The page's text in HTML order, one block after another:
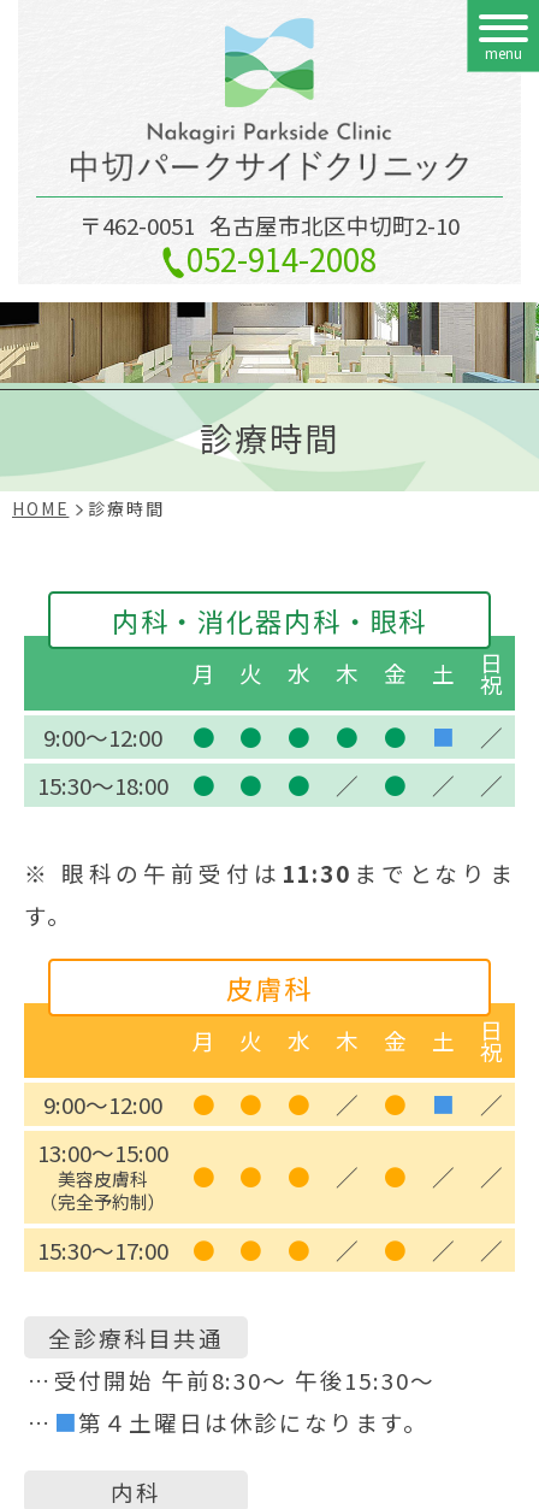
〒462-0051 名古屋市北区中切町2-10
052-914-2008
menu
診療時間
HOME 診療時間
内科・消化器内科・ 眼科
月 火 水 木 金 土 日
祝
9:00～12:00
● ● ● ● ● ■
／
15:30～18:00
● ● ● ／ ● ／ ／
※ 眼科の午前受付は 11:30 までとなりま
す。
皮膚科
月 火 水 木 金 土 日
祝
9:00～12:00
● ● ● ／ ● ■
／
13:00～15:00
美容皮膚科
（完全予約制）
● ● ● ／ ● ／ ／
15:30～17:00 ● ● ● ／ ● ／ ／
全診療科目共通
受付開始 午前8:30〜 午後15:30〜
■第４土曜日は休診になります。
内科